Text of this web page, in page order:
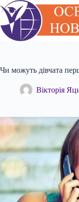
Перейти
до
вмісту
Чи можуть дівчата
Вікторія